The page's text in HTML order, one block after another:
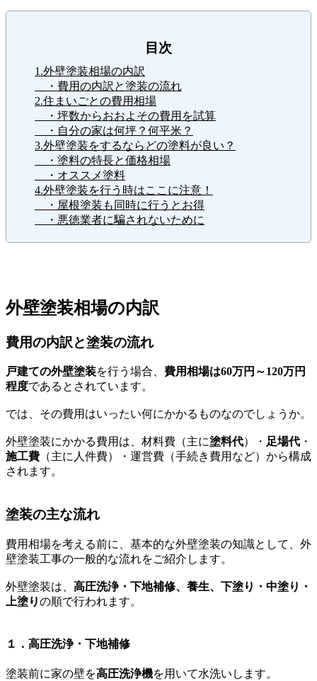
目次
1.外壁塗装相場の内訳
・費用の内訳と塗装の流れ
2.住まいごとの費用相場
・坪数からおおよその費用を試算
・自分の家は何坪？何平米？
3.外壁塗装をするならどの塗料が良い？
・塗料の特長と価格相場
・オススメ塗料
4.外壁塗装を行う時はここに注意！
・屋根塗装も同時に行うとお得
・悪徳業者に騙されないために
外壁塗装相場の内訳
費用の内訳と塗装の流れ
戸建ての外壁塗装を行う場合、 費用相場は60万円～120万円
程度であるとされています。
では、その費用はいったい何にかかるものなのでしょうか。
外壁塗装にかかる費用は、材料費（主に塗料代）・ 足場代 ・
施工費 （主に人件費）・運営費（手続き費用など）から構成
されます。
塗装の主な流れ
費用相場を考える前に、基本的な外壁塗装の知識として、外
壁塗装工事の一般的な流れをご紹介します。
外壁塗装は、 高圧洗浄・下地補修、養生、下塗り・中塗り・
上塗りの順で行われます。
１．高圧洗浄・下地補修
塗装前に家の壁を高圧洗浄機を用いて水洗いします。